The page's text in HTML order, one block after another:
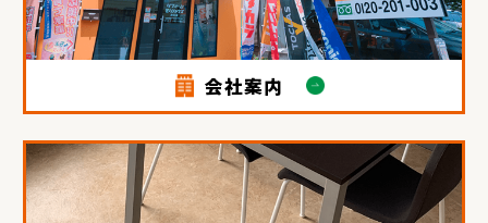
会社案内